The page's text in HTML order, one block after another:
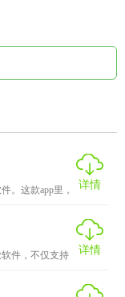
。这款app里，
详情
件，不仅支持
详情